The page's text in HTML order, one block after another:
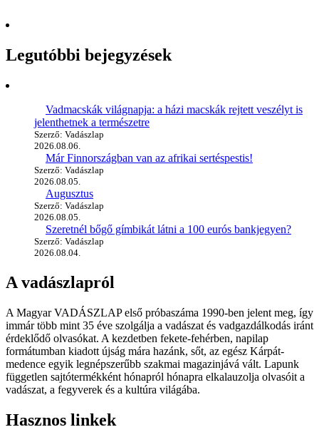
Legutóbbi bejegyzések
Vadmacskák világnapja: a házi macskák rejtett veszélyt is
jelenthetnek a természetre
Szerző: Vadászlap
2026.08.06.
Már Finnországban van az afrikai sertéspestis!
Szerző: Vadászlap
2026.08.05.
Augusztus
Szerző: Vadászlap
2026.08.05.
Szeretnél bőgő gímbikát látni a 100 eurós bankjegyen?
Szerző: Vadászlap
2026.08.04.
A vadászlapról
A Magyar VADÁSZLAP első próbaszáma 1990-ben jelent meg, így
immár több mint 35 éve szolgálja a vadászat és vadgazdálkodás iránt
érdeklődő olvasókat. A kezdetben fekete-fehérben, napilap
formátumban kiadott újság mára hazánk, sőt, az egész Kárpát-
medence egyik legnépszerűbb szakmai magazinjává vált. Lapunk
független sajtótermékként hónapról hónapra elkalauzolja olvasóit a
vadászat, a fegyverek és a kultúra világába.
Hasznos linkek